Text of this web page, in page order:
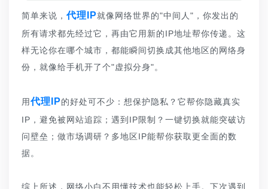
简单来说，代理IP就像网络世界的"中间人"，你发出的
所有请求都先经过它，再由它用新的IP地址帮你传递。这
样无论你在哪个城市，都能瞬间切换成其他地区的网络身
份，就像给手机开了个"虚拟分身"。
用代理IP的好处可不少：想保护隐私？它帮你隐藏真实
IP，避免被网站追踪；遇到IP限制？一键切换就能突破访
问壁垒；做市场调研？多地区IP能帮你获取更全面的数
据。
综上所述，网络小白不用懂技术也能轻松上手。下次遇到